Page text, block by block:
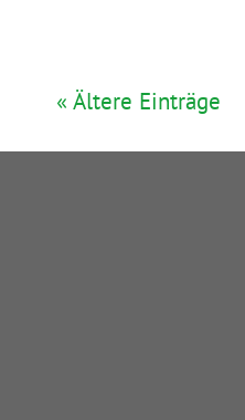
« Ältere Einträge